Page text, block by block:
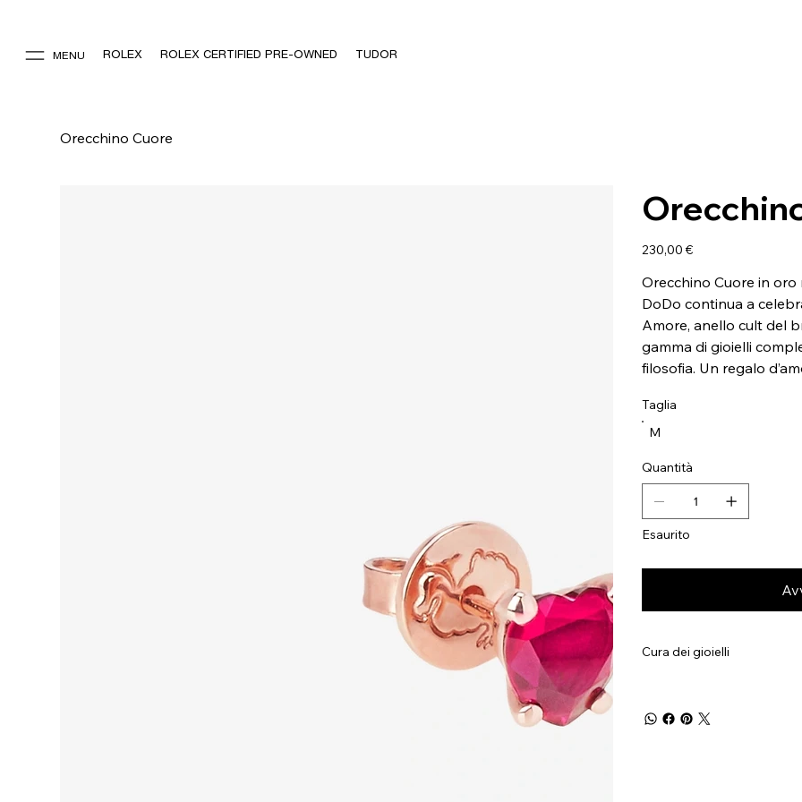
MENU ROLEX ROLEX CERTIFIED PRE-OWNED TUDOR
Orecchino Cuore
Prezzo
230,00 €
Orecchino Cuore in oro
DoDo continua a
Amore, anello cult del
gamma di gioielli
filosofia. Un regalo
M
Taglia
Quantità
Esaurito
Cura dei gioielli